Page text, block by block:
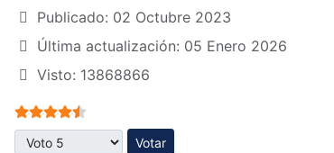
Publicado: 02 Octubre 2023
Última actualización: 05 Enero 2026
Visto: 13868866
Ratio:4.5/
Por favor, vote